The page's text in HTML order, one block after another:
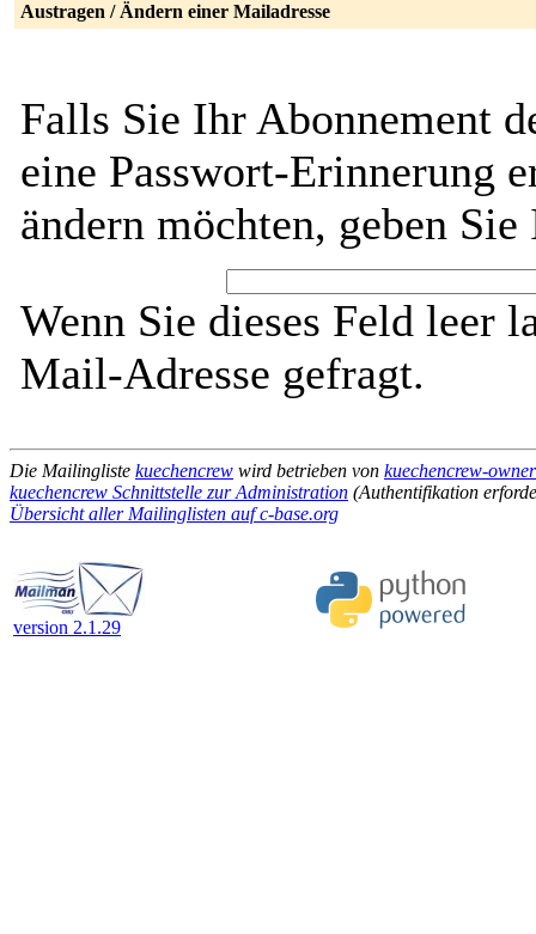
Austragen / Ändern einer Mailadresse
Falls Sie Ihr Abonnement
eine Passwort-Erinnerung
ändern möchten, geben
Wenn Sie dieses Feld leer
Mail-Adresse gefragt.
Die Mailingliste kuechencrew wird betrieben von kuechencrew-
kuechencrew Schnittstelle zur Administration (Authentifikation
Übersicht aller Mailinglisten auf c-base.org
version 2.1.29